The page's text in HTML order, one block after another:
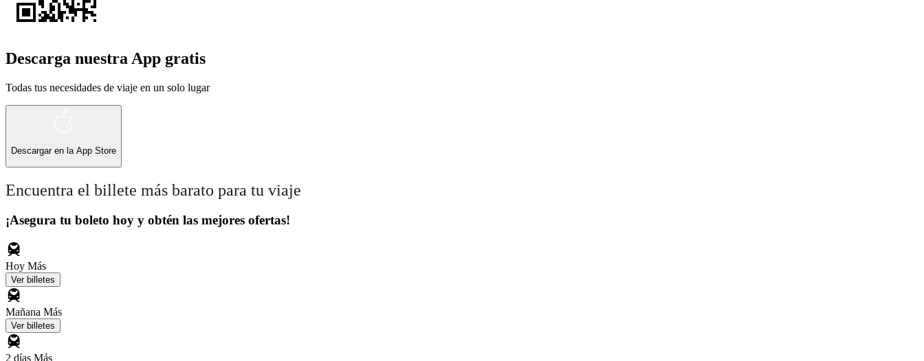
Descarga nuestra App gratis
Todas tus necesidades de viaje en un solo lugar
Descargar en la App Store
Encuentra el billete más barato para tu viaje
¡Asegura tu boleto hoy y obtén las mejores ofertas!
Hoy Más
Ver billetes
Mañana Más
Ver billetes
2 días Más